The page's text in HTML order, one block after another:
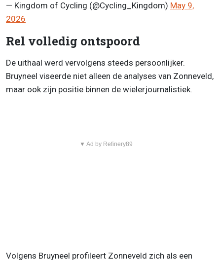
— Kingdom of Cycling (@Cycling_Kingdom) May 9,
2026
Rel volledig ontspoord
De uithaal werd vervolgens steeds persoonlijker.
Bruyneel viseerde niet alleen de analyses van Zonneveld,
maar ook zijn positie binnen de wielerjournalistiek.
▼ Ad by Refinery89
Volgens Bruyneel profileert Zonneveld zich als een